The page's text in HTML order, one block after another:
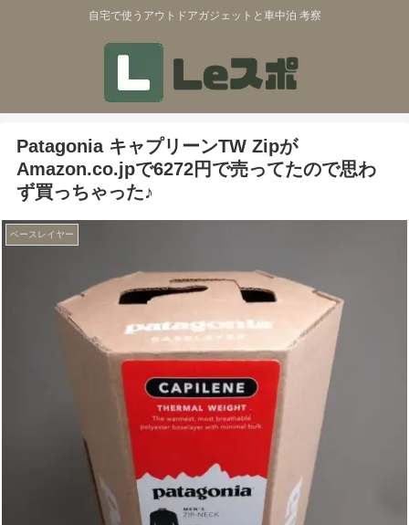
自宅で使うアウトドアガジェットと車中泊 考察
Patagonia キャプリーンTW Zipが
Amazon.co.jpで6272円で売ってたので思わ
ず買っちゃった♪
ベースレイヤー